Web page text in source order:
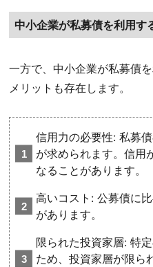
中小企業が私募債を利用す
一方で、中小企業が私募債
メリットも存在します。
信用力の必要性: 私募
が求められます。信用
なることがあります。
高いコスト: 公募債に
があります。
限られた投資家層: 特
ため、投資家層が限ら